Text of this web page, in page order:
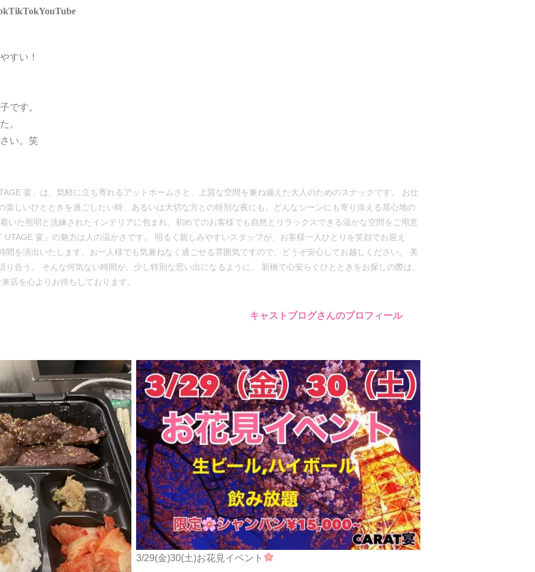
TikTokYouTube
すい！
です。
。
い。笑
宴」は、気軽に立ち寄れるアットホームさと、上質な空間を兼ね備えた大人のためのスナックです。 お仕
楽しいひとときを過ごしたい時、あるいは大切な方との特別な夜にも。どんなシーンにも寄り添える居心地の
いた照明と洗練されたインテリアに包まれ、初めてのお客様でも自然とリラックスできる温かな空間をご用意
宴」の魅力は人の温かさです。 明るく親しみやすいスタッフが、お客様一人ひとりを笑顔でお迎え
間を演出いたします。お一人様でも気兼ねなく過ごせる雰囲気ですので、どうぞ安心してお越しください。 美
合う。 そんな何気ない時間が、少し特別な思い出になるように。 新橋で心安らぐひとときをお探しの際は、
店を心よりお待ちしております。
キャストブログさんのプロフィール
3/29(金)30(土)お花見イベント